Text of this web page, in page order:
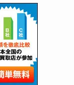
(27)